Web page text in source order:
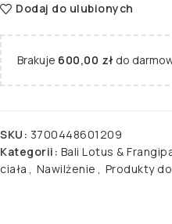
Dodaj do ulubionych
Brakuje 600,00 zł do
SKU: 3700448601209
Kategorii: Bali Lotus &
ciała
Nawilżenie Produkty